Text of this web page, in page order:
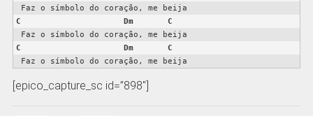
C
Dm
C
C
Dm
C
Faz o símbolo do coração, me beija
[epico_capture_sc id=”898″]